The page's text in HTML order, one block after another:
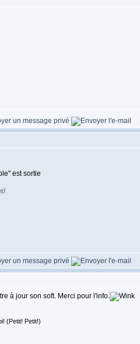
est sortie
à jour son soft. Merci pour l'info.
(Petit! Petit!)